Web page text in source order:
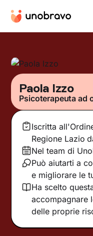
Paola Izzo
Psicoterapeuta ad
Iscritta
Regione Lazio
Nel team di
Può aiutarti a
e migliorare le
Ha scelto
accompagnare
delle proprie